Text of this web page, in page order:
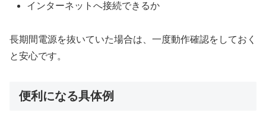
インターネットへ接続できるか
長期間電源を抜いていた場合は、一度動作確認をしておく
と安心です。
便利になる具体例